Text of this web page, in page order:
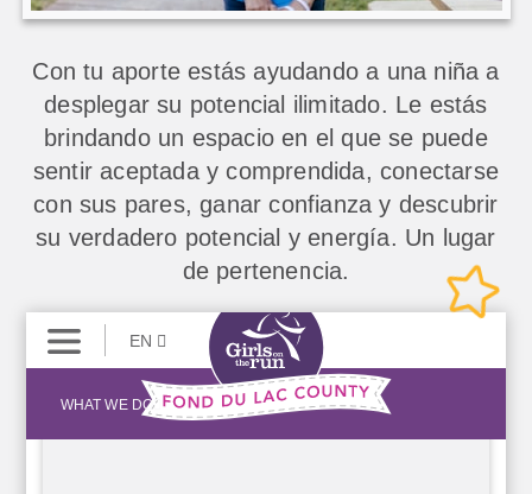
Con tu aporte estás ayudando a una niña a
desplegar su potencial ilimitado. Le estás
brindando un espacio en el que se puede
sentir aceptada y comprendida, conectarse
con sus pares, ganar confianza y descubrir
su verdadero potencial y energía. Un lugar
de pertenencia.